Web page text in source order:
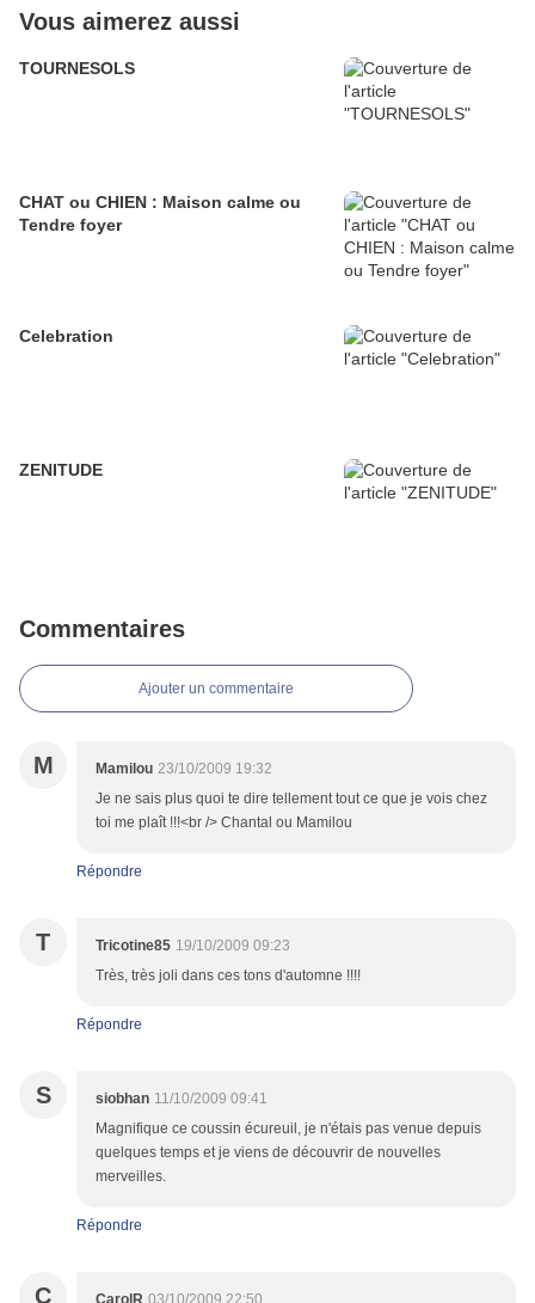
Vous aimerez aussi
TOURNESOLS
CHAT ou CHIEN : Maison calme ou
Tendre foyer
Celebration
ZENITUDE
Commentaires
Ajouter un commentaire
M Mamilou 23/10/2009 19:32
Je ne sais plus quoi te dire tellement tout ce que je vois chez
toi me plaît !!!<br /> Chantal ou Mamilou
Répondre
T Tricotine85 19/10/2009 09:23
Très, très joli dans ces tons d'automne !!!!
Répondre
S siobhan 11/10/2009 09:41
Magnifique ce coussin écureuil, je n'étais pas venue depuis
quelques temps et je viens de découvrir de nouvelles
merveilles.
Répondre
C CarolR 03/10/2009 22:50